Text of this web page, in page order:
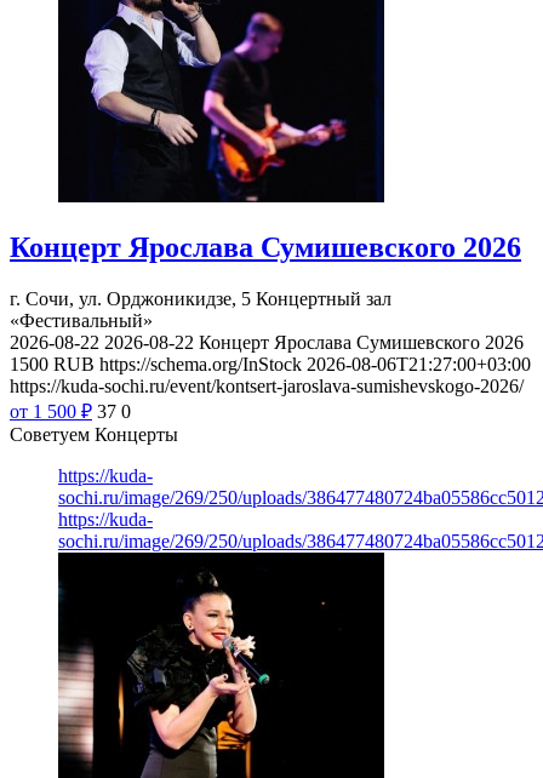
Концерт Ярослава Сумишевского 2026
г. Сочи, ул. Орджоникидзе, 5 Концертный зал
«Фестивальный»
2026-08-22 2026-08-22 Концерт Ярослава Сумишевского 2026
1500 RUB https://schema.org/InStock 2026-08-06T21:27:00+03:00
https://kuda-sochi.ru/event/kontsert-jaroslava-sumishevskogo-2026/
от 1 500 ₽ 37 0
Советуем Концерты
https://kuda-
sochi.ru/image/269/250/uploads/
https://kuda-
sochi.ru/image/269/250/uploads/